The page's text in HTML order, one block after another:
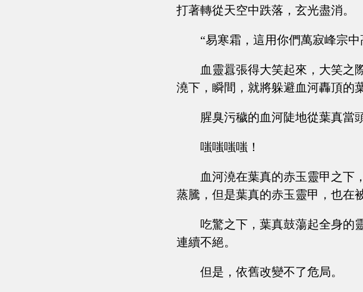
打著轉從天空中跌落，玄光盡消。
“易寒霜，這用你們萬寂峰宗
血靈囂張得大笑起來，大笑之
澆下，瞬間，就將躲避血河轟頂的
腥臭污穢的血河陡地從葉真當
嗤嗤嗤嗤！
血河澆在葉真的赤玉靈甲之下
蒸騰，但是葉真的赤玉靈甲，也在
吃驚之下，葉真鼓蕩起全身的
連續不絕。
但是，依舊改變不了危局。